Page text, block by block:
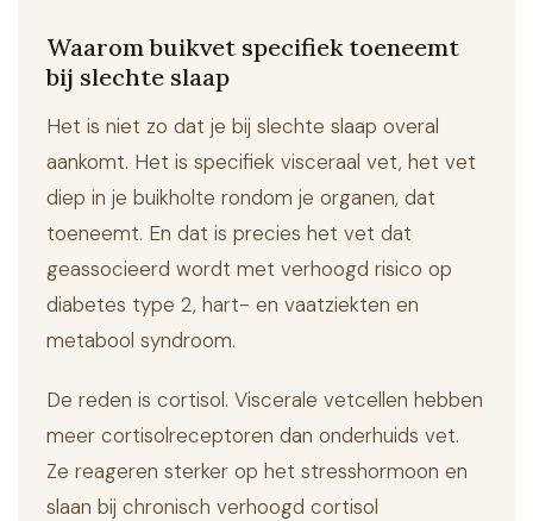
Waarom buikvet specifiek toeneemt
bij slechte slaap
Het is niet zo dat je bij slechte slaap overal
aankomt. Het is specifiek visceraal vet, het vet
diep in je buikholte rondom je organen, dat
toeneemt. En dat is precies het vet dat
geassocieerd wordt met verhoogd risico op
diabetes type 2, hart- en vaatziekten en
metabool syndroom.
De reden is cortisol. Viscerale vetcellen hebben
meer cortisolreceptoren dan onderhuids vet.
Ze reageren sterker op het stresshormoon en
slaan bij chronisch verhoogd cortisol